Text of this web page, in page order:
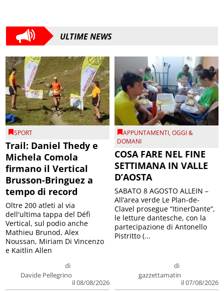
ULTIME NEWS
SPORT
Trail: Daniel Thedy e
Michela Comola
firmano il Vertical
Brusson-Bringuez a
tempo di record
di
Davide Pellegrino
il 08/08/2026
Oltre 200 atleti al via
dell'ultima tappa del Défì
Vertical, sul podio anche
Mathieu Brunod, Alex
Noussan, Miriam Di Vincenzo
e Kaitlin Allen
APPUNTAMENTI,OGGI &
DOMANI
COSA FARE NEL FINE
SETTIMANA IN VALLE
D’AOSTA
di
gazzettamatin
il 07/08/2026
SABATO 8 AGOSTO ALLEIN –
All’area verde Le Plan-de-
Clavel prosegue “ItinerDante”,
le letture dantesche, con la
partecipazione di Antonello
Pistritto (...